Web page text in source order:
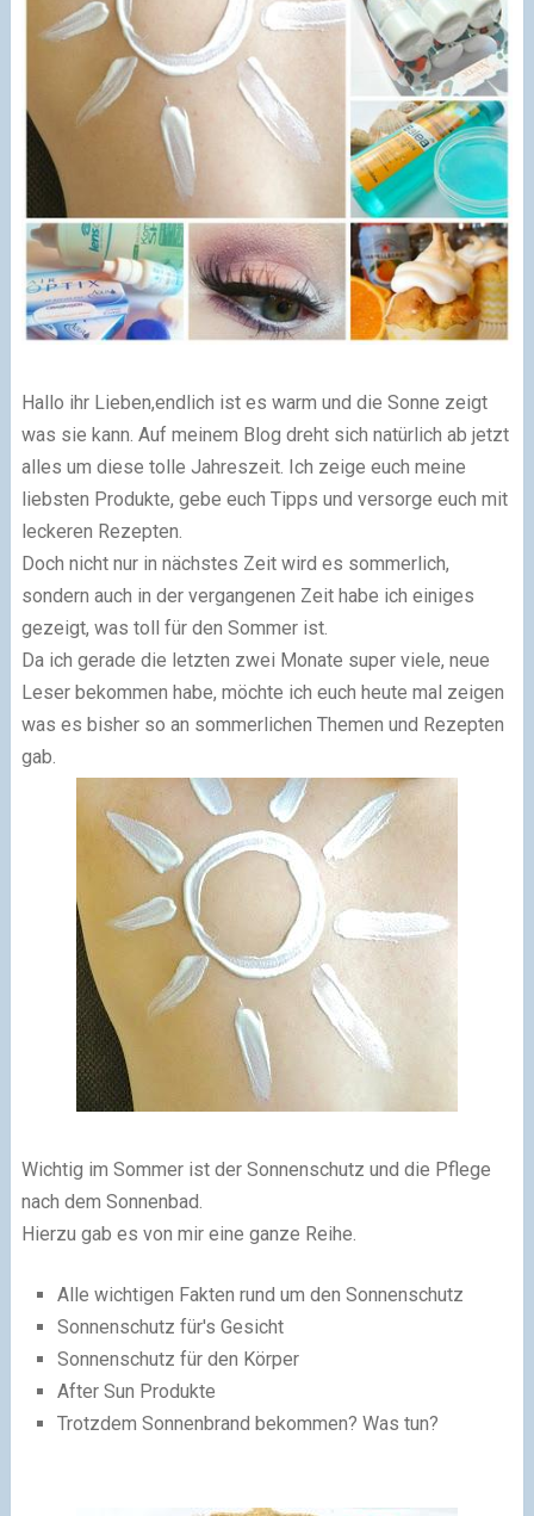
Hallo ihr Lieben,endlich ist es warm und die Sonne zeigt
was sie kann. Auf meinem Blog dreht sich natürlich ab jetzt
alles um diese tolle Jahreszeit. Ich zeige euch meine
liebsten Produkte, gebe euch Tipps und versorge euch mit
leckeren Rezepten.
Doch nicht nur in nächstes Zeit wird es sommerlich,
sondern auch in der vergangenen Zeit habe ich einiges
gezeigt, was toll für den Sommer ist.
Da ich gerade die letzten zwei Monate super viele, neue
Leser bekommen habe, möchte ich euch heute mal zeigen
was es bisher so an sommerlichen Themen und Rezepten
gab.
Wichtig im Sommer ist der Sonnenschutz und die Pflege
nach dem Sonnenbad.
Hierzu gab es von mir eine ganze Reihe.
Alle wichtigen Fakten rund um den Sonnenschutz
Sonnenschutz für's Gesicht
Sonnenschutz für den Körper
After Sun Produkte
Trotzdem Sonnenbrand bekommen? Was tun?